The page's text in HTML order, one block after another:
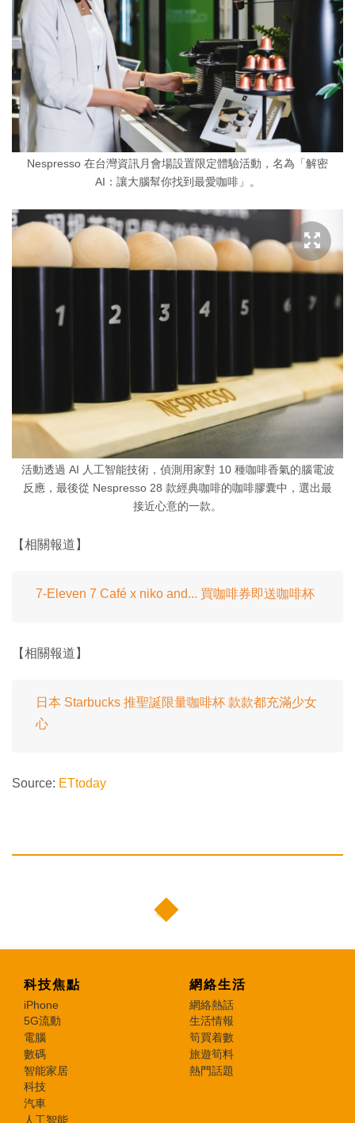
Nespresso 在台灣資訊月會場設置限定體驗活動，名為「解密
AI：讓大腦幫你找到最愛咖啡」。
活動透過 AI 人工智能技術，偵測用家對 10 種咖啡香氣的腦電波
反應，最後從 Nespresso 28 款經典咖啡的咖啡膠囊中，選出最
接近心意的一款。
【相關報道】
7-Eleven 7 Café x niko and... 買咖啡券即送咖啡杯
【相關報道】
日本 Starbucks 推聖誕限量咖啡杯 款款都充滿少女
心
Source: ETtoday
科技焦點
iPhone
5G流動
電腦
數碼
智能家居
科技
汽車
人工智能
網絡生活
網絡熱話
生活情報
筍買着數
旅遊筍料
熱門話題